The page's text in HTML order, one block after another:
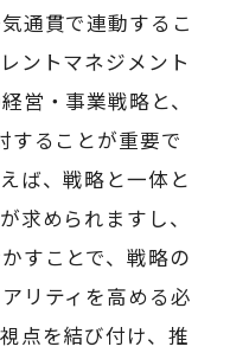
通貫で連動するこ
ントマネジメント
営・事業戦略と、
ることが重要で
ば、戦略と一体と
求められますし、
すことで、戦略の
リティを高める必
点を結び付け、推